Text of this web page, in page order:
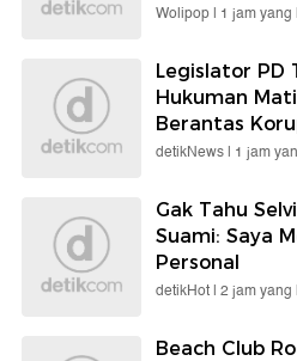
Wolipop | 1 jam yang
Legislator PD
Hukuman
Berantas
detikNews | 1 jam
Gak Tahu
Suami: Saya
Personal
detikHot | 2 jam yang
Beach Club